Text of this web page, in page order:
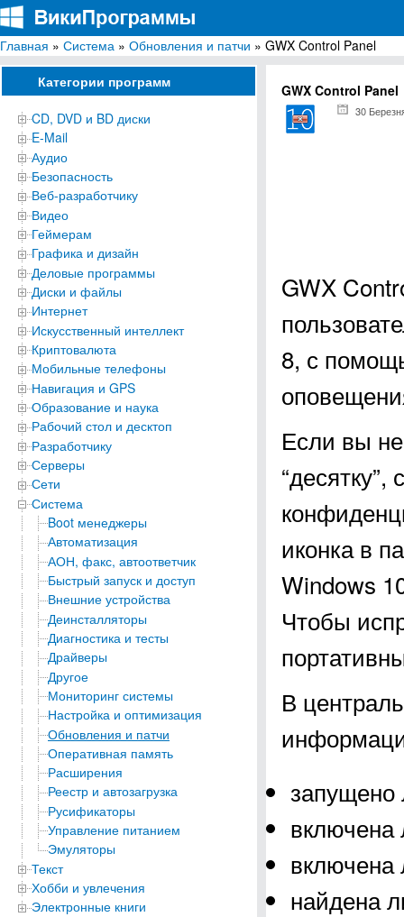
ВикиПрограммы
Энциклопедия бесплатных компьютерных программ для Windows
Главная » Система » Обновления и патчи » GWX Control Panel
Категории программ
CD, DVD и BD диски
E-Mail
Аудио
Безопасность
Веб-разработчику
Видео
Геймерам
Графика и дизайн
Деловые программы
Диски и файлы
Интернет
Искусственный интеллект
Криптовалюта
Мобильные телефоны
Навигация и GPS
Образование и наука
Рабочий стол и десктоп
Разработчику
Серверы
Сети
Система
Boot менеджеры
Автоматизация
АОН, факс, автоответчик
Быстрый запуск и доступ
Внешние устройства
Деинсталляторы
Диагностика и тесты
Драйверы
Другое
Мониторинг системы
Настройка и оптимизация
Обновления и патчи
Оперативная память
Расширения
Реестр и автозагрузка
Русификаторы
Управление питанием
Эмуляторы
Текст
Хобби и увлечения
Электронные книги
GWX Control Panel
30
GWX
8, с
Если вы
иконка в
Windows
Чтобы
В
запущено
включена
включена
найдена